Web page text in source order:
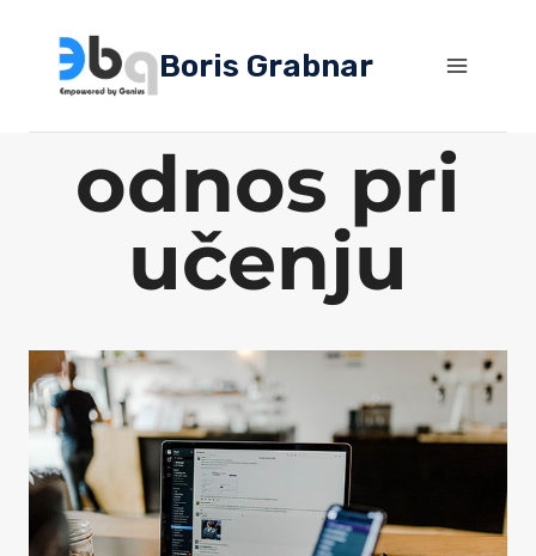
content
Boris Grabnar
odnos pri
učenju